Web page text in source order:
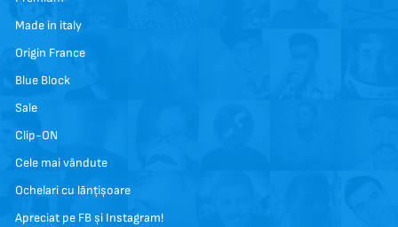
Made in italy
Origin France
Blue Block
Sale
Clip-ON
Cele mai vândute
Ochelari cu lănțișoare
Apreciat pe FB și Instagram!